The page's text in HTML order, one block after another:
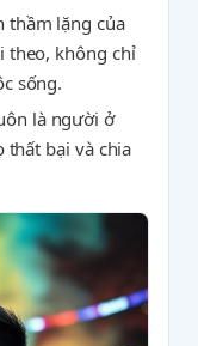
thầm lặng của
theo, không chỉ
sống.
là người ở
thất bại và chia